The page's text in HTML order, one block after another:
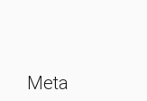
Meta